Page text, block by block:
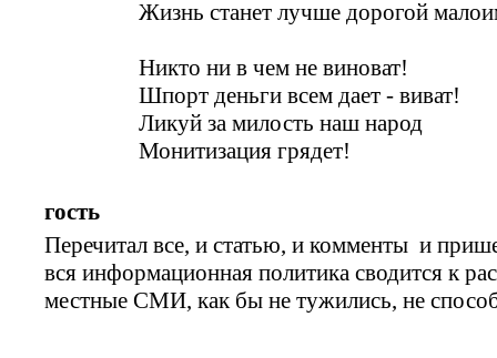
Жизнь станет лучше дорогой
Никто ни в чем не виноват!
Шпорт деньги всем дает - виват!
Ликуй за милость наш народ
Монитизация грядет!
гость
Перечитал все, и статью, и комменты и
вся информационная политика сводится к
местные СМИ, как бы не тужились, не